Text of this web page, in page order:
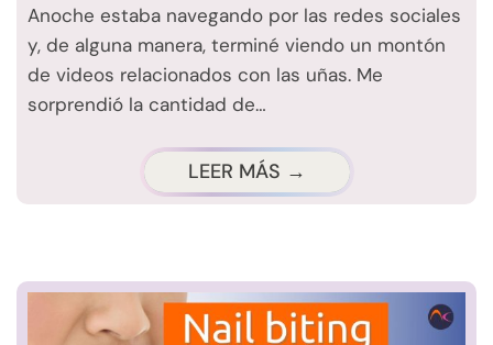
Anoche estaba navegando por las redes sociales
y, de alguna manera, terminé viendo un montón
de videos relacionados con las uñas. Me
sorprendió la cantidad de…
LEER MÁS →